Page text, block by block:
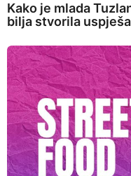
Kako je mlada
bilja stvorila